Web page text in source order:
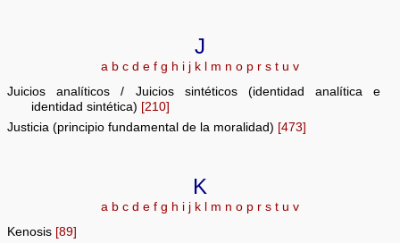
J
a b c d e f g h i j k m n o p r s t u v
Juicios analíticos / Juicios sintéticos (identidad analítica e
identidad sintética) [210]
Justicia (principio fundamental de la moralidad) [473]
K
a b c d e f g h i j k m n o p r s t u v
Kenosis [89]